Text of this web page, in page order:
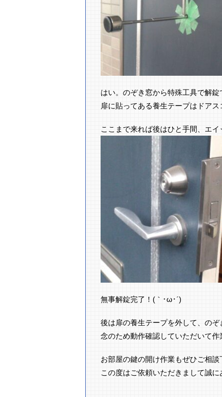
はい。のぞき窓から特殊工具で解錠
扉に貼ってある養生テープはドア
ここまで来れば後はひと手間、エ
無事解錠完了！(｀･ω･´)ゞ
後は扉の養生テープを外して、の
念のため動作確認していただいて作
お部屋の鍵の開け作業もぜひご相談
この度はご依頼いただきまして誠